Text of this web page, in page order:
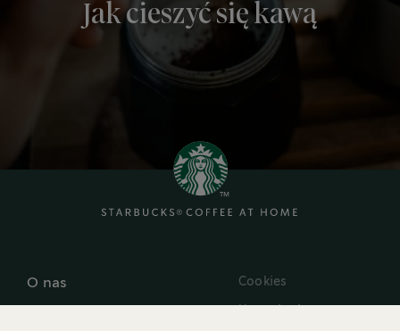
Jak cieszyć się kawą
O nas Cookies